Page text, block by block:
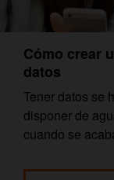
Cómo crear
datos
Tener datos se
disponer de
cuando se